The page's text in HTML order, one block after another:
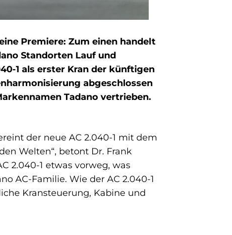
Premiere: Zum einen handelt
Standorten Lauf und
1 als erster Kran der künftigen
abgeschlossen
Tadano vertrieben.
der neue AC 2.040-1 mit dem
Welten“, betont Dr. Frank
2.040-1 etwas vorweg, was
AC-Familie. Wie der AC 2.040-1
Kransteuerung, Kabine und